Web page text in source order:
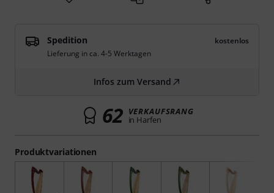
Produktvariationen
Spedition
kostenlos
Lieferung in ca. 4-5 Werktagen
Infos zum Versand
62 VERKAUFSRANG
in Harfen